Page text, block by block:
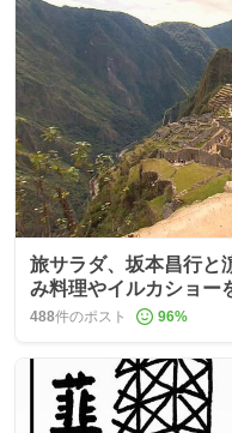
旅サラダ、坂本昌行と
み料理やイルカショー
488件のポスト 96%